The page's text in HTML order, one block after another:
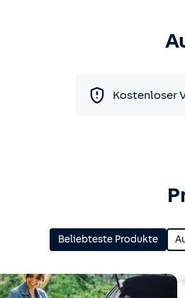
Kostenloser
Beliebteste Produkte